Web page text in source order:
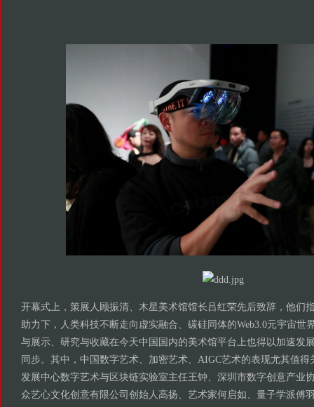
开幕式上，策展人顾振清、木星美术馆馆长吕红荣先后致辞，他们
助力下，人类科技不断走向虚实融合、碳硅同体的Web3.0元宇宙世
与展示、研究与收藏在今天中国国内的美术馆平台上也得以加速发
同步。其中，中国数字艺术、加密艺术、AIGC艺术的表现尤其值
发展中心数字艺术与区块链实验室主任王钟、深圳市数字创意产业
众艺心文化创意有限公司创始人高扬、艺术家何启如、量子学派傅